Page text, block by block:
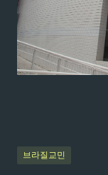
브라질교민